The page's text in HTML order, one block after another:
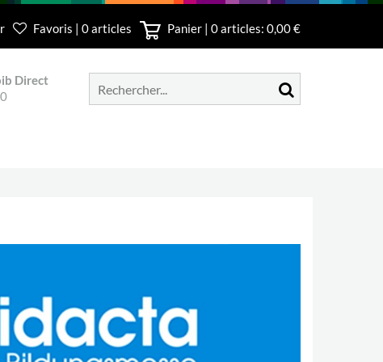
Favoris | 0 articles Panier | 0articles: 0,00 €
Direct